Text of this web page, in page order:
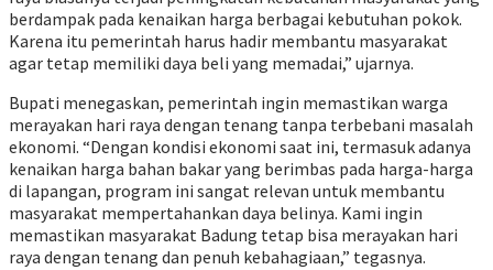
berdampak pada kenaikan harga berbagai kebutuhan pokok.
Karena itu pemerintah harus hadir membantu masyarakat
agar tetap memiliki daya beli yang memadai,” ujarnya.
Bupati menegaskan, pemerintah ingin memastikan warga
merayakan hari raya dengan tenang tanpa terbebani masalah
ekonomi. “Dengan kondisi ekonomi saat ini, termasuk adanya
kenaikan harga bahan bakar yang berimbas pada harga-harga
di lapangan, program ini sangat relevan untuk membantu
masyarakat mempertahankan daya belinya. Kami ingin
memastikan masyarakat Badung tetap bisa merayakan hari
raya dengan tenang dan penuh kebahagiaan,” tegasnya.